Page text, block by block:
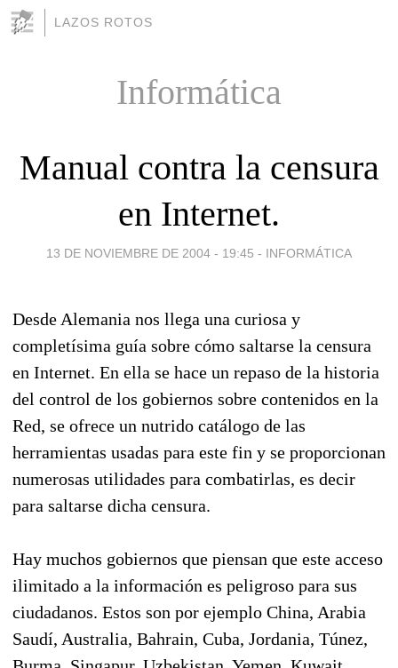
LAZOS ROTOS
Informática
Manual contra la censura
en Internet.
13 DE NOVIEMBRE DE 2004 - 19:45 - INFORMÁTICA
Desde Alemania nos llega una curiosa y
completísima guía sobre cómo saltarse la censura
en Internet. En ella se hace un repaso de la historia
del control de los gobiernos sobre contenidos en la
Red, se ofrece un nutrido catálogo de las
herramientas usadas para este fin y se proporcionan
numerosas utilidades para combatirlas, es decir
para saltarse dicha censura.
Hay muchos gobiernos que piensan que este acceso
ilimitado a la información es peligroso para sus
ciudadanos. Estos son por ejemplo China, Arabia
Saudí, Australia, Bahrain, Cuba, Jordania, Túnez,